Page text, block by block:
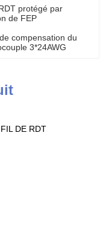
protégé par
de FEP
compensation du
3*24AWG
DE RDT